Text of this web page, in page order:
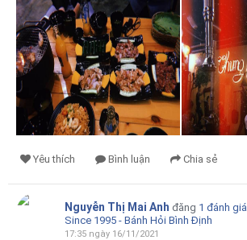
Yêu thích Bình luận Chia sẻ
Nguyễn Thị Mai Anh đăng 1 đánh giá
Since 1995 - Bánh Hỏi Bình Định
17:35 ngày 16/11/2021